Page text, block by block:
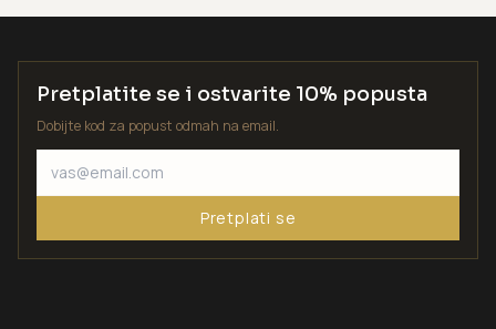
Pretplatite se i ostvarite 10% popusta
Dobijte kod za popust odmah na email.
Pretplati se